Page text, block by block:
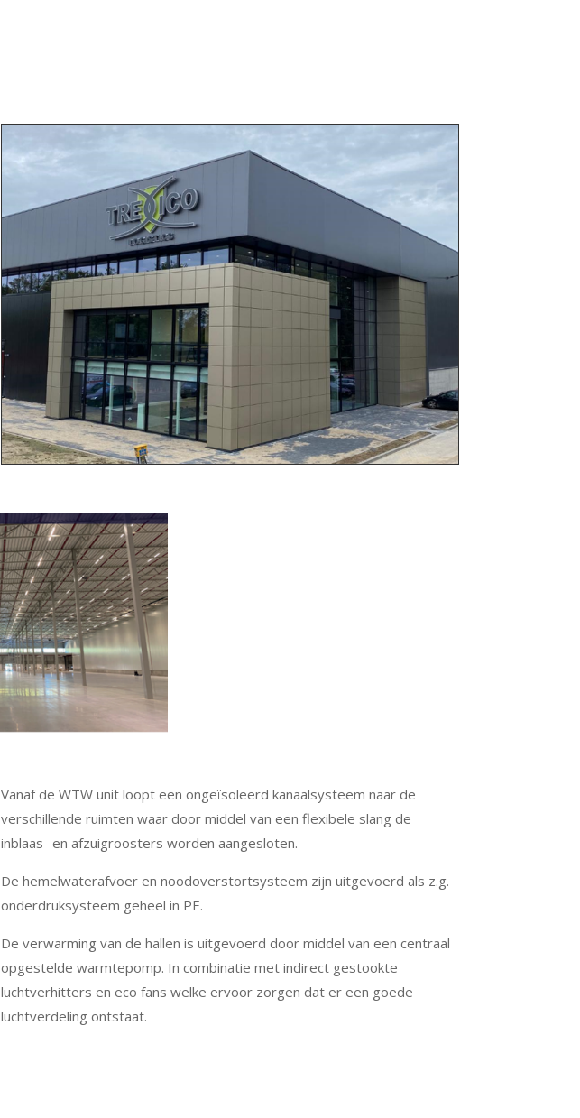
Vanaf de WTW unit loopt een ongeïsoleerd kanaalsysteem naar de
verschillende ruimten waar door middel van een flexibele slang de
inblaas- en afzuigroosters worden aangesloten.
De hemelwaterafvoer en noodoverstortsysteem zijn uitgevoerd als z.g.
onderdruksysteem geheel in PE.
De verwarming van de hallen is uitgevoerd door middel van een centraal
opgestelde warmtepomp. In combinatie met indirect gestookte
luchtverhitters en eco fans welke ervoor zorgen dat er een goede
luchtverdeling ontstaat.